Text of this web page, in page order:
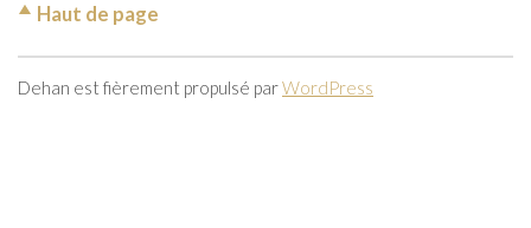
Haut de page
Dehan est fièrement propulsé parWordPress